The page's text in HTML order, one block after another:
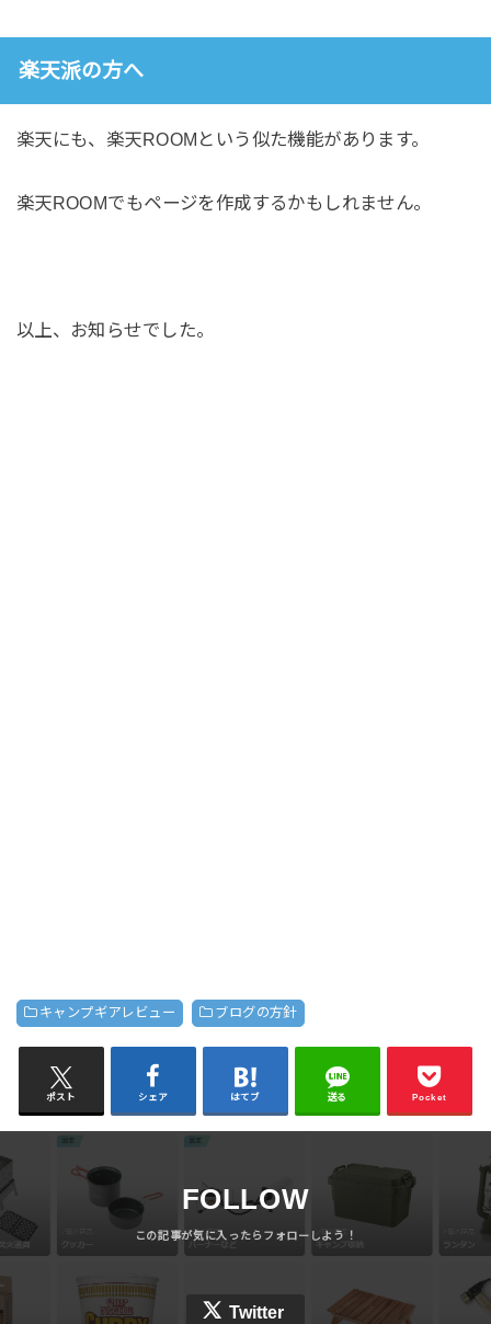
楽天派の方へ
楽天にも、楽天ROOMという似た機能があります。
楽天ROOMでもページを作成するかもしれません。
以上、お知らせでした。
キャンプギアレビュー ブログの方針
ポスト シェア はてブ 送る Pocket
FOLLOW
Twitter